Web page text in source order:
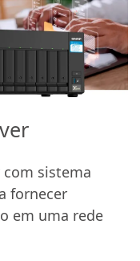
sistema
fornecer
em uma rede